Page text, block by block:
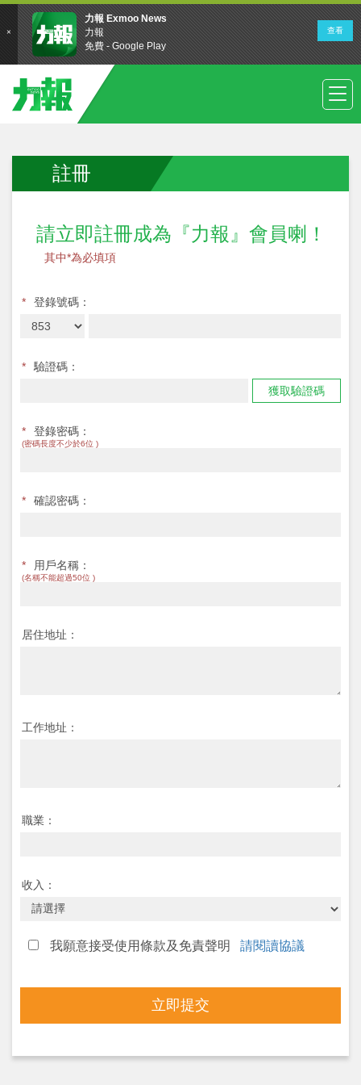
註冊
請立即註冊成為『力報』會員喇！
其中*為必填項
* 登錄號碼：
*
驗證碼：
獲取驗證碼
* 登錄密碼：
(密碼長度不少於6位 )
* 確認密碼：
* 用戶名稱：
(名稱不能超過50位 )
居住地址：
工作地址：
職業：
收入：
我願意接受使用條款及免責聲明 請閱讀協議